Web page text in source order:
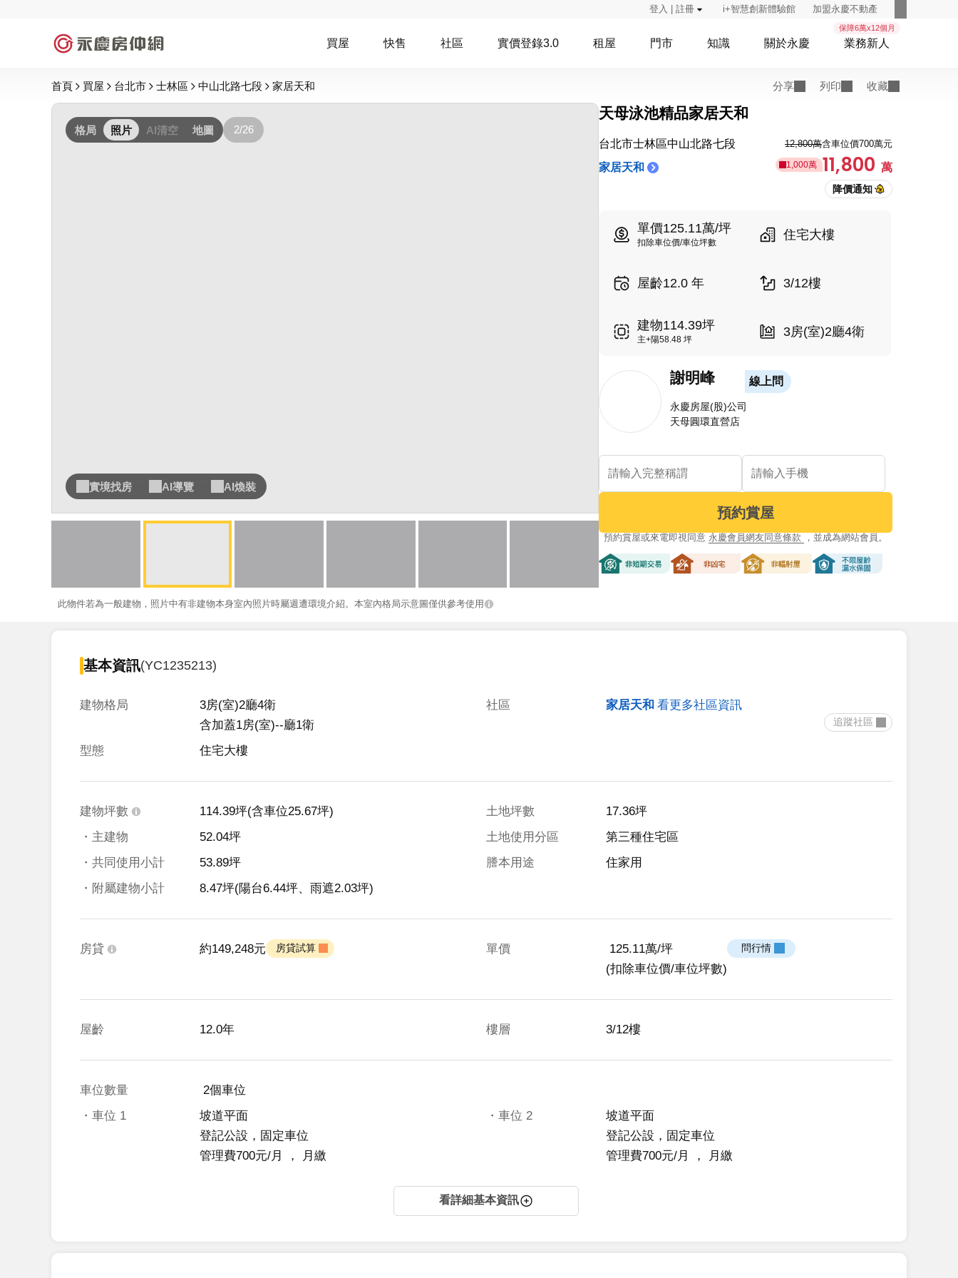
登入 | 註冊 i+智慧創新體驗館 加盟永慶不動產
買屋 快售 社區 實價登錄3.0 租屋 門市 知識 關於永慶
保障6萬x12個月
業務新人
首頁 買屋 台北市 士林區 中山北路七段 家居天和 分享 列印 收藏
格局 照片 AI清空 地圖 2/26
實境找房 AI導覽 AI煥裝
此物件若為一般建物，照片中有非建物本身室內照片時屬週遭環境介紹。本室內格局示意圖僅供參考使用
天母泳池精品家居天和
台北市士林區中山北路七段
家居天和
12,800萬含車位價700萬元
1,000萬 11,800 萬
單價125.11萬/坪
扣除車位價/車位坪數
住宅大樓
屋齡12.0 年 3/12樓
建物114.39坪
主+陽58.48 坪
3房(室)2廳4衛
謝明峰 線上問
永慶房屋(股)公司
天母圓環直營店
預約賞屋
預約賞屋或來電即視同意 永慶會員網友同意條款 ，並成為網站會員。
基本資訊(YC1235213)
建物格局
3房(室)2廳4衛
含加蓋1房(室)--廳1衛
型態
住宅大樓
社區 家居天和 看更多社區資訊
建物坪數 114.39坪(含車位25.67坪)
・主建物
52.04坪
・共同使用小計
53.89坪
・附屬建物小計
8.47坪(陽台6.44坪、雨遮2.03坪)
土地坪數
17.36坪
土地使用分區
第三種住宅區
謄本用途
住家用
房貸 約149,248元 房貸試算 單價
125.11萬/坪
(扣除車位價/車位坪數)
問行情
屋齡 12.0年 樓層 3/12樓
車位數量
2個車位
・車位 1
坡道平面
登記公設，固定車位
管理費700元/月
， 月繳
・車位 2
坡道平面
登記公設，固定車位
管理費700元/月
， 月繳
看詳細基本資訊